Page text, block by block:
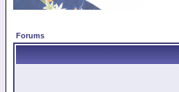
Forums